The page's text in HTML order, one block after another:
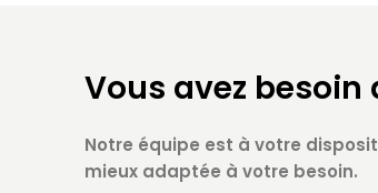
Vous avez
Notre équipe est à votre
mieux adaptée à votre besoin.